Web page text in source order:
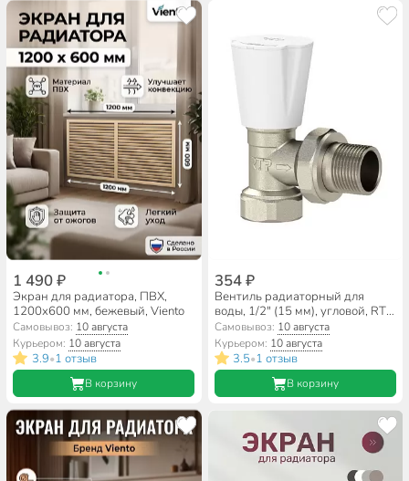
1 490 ₽
Экран для радиатора, ПВХ,
1200х600 мм, бежевый, Viento
Самовывоз: 10 августа
Курьером: 10 августа
3.9•1 отзыв
В корзину
354 ₽
Вентиль радиаторный для
воды, 1/2" (15 мм), угловой, RTP,
28500
Самовывоз: 10 августа
Курьером: 10 августа
3.5•1 отзыв
В корзину